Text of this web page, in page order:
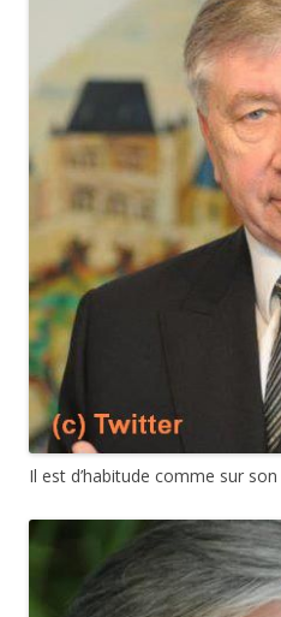
Il est d’habitude comme sur son